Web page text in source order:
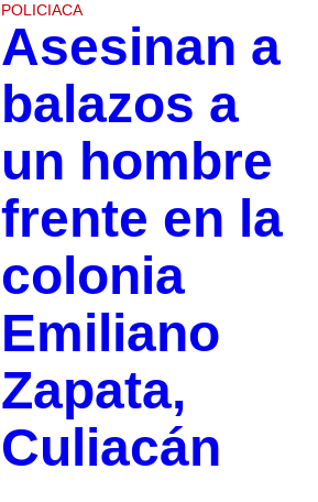
POLICIACA
Asesinan a
balazos a
un hombre
frente en la
colonia
Emiliano
Zapata,
Culiacán